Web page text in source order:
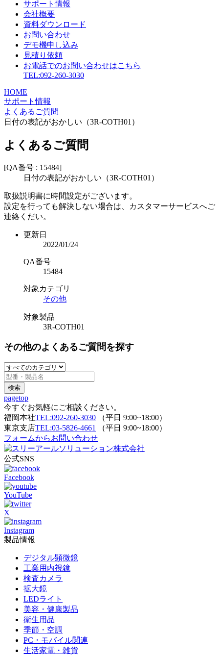
サポート情報
会社概要
資料ダウンロード
お問い合わせ
デモ機申し込み
見積り依頼
お電話でのお問い合わせはこちら
TEL:092-260-3030
HOME
サポート情報
よくあるご質問
日付の表記がおかしい（3R-COTH01）
よくあるご質問
[QA番号 : 15484]
日付の表記がおかしい（3R-COTH01）
取扱説明書に時間設定がございます。
設定を行っても解決しない場合は、カスタマーサービスへご
連絡くだい。
更新日
2022/01/24
QA番号
15484
対象カテゴリ
その他
対象製品
3R-COTH01
その他のよくあるご質問を探す
pagetop
今すぐお気軽にご相談ください。
福岡本社TEL:092-260-3030 （平日 9:00~18:00）
東京支店TEL:03-5826-4661
（平日 9:00~18:00）
フォームからお問い合わせ
公式SNS
Facebook
YouTube
X
Instagram
製品情報
デジタル顕微鏡
工業用内視鏡
検査カメラ
拡大鏡
LEDライト
美容・健康製品
衛生用品
季節・空調
PC・モバイル関連
生活家電・雑貨